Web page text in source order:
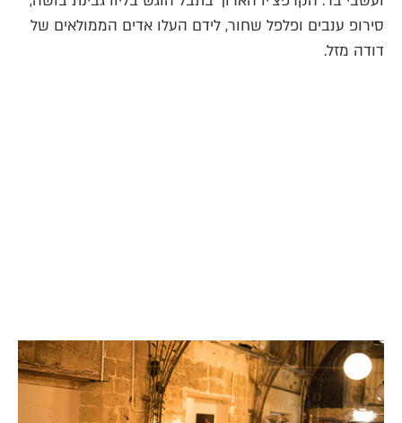
סירופ ענבים ופלפל שחור, לידם העלו אדים הממולאים של
דודה מזל.